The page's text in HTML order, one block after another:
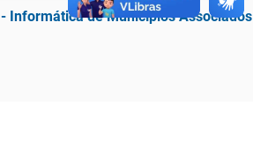
Informática de Municípios Associados